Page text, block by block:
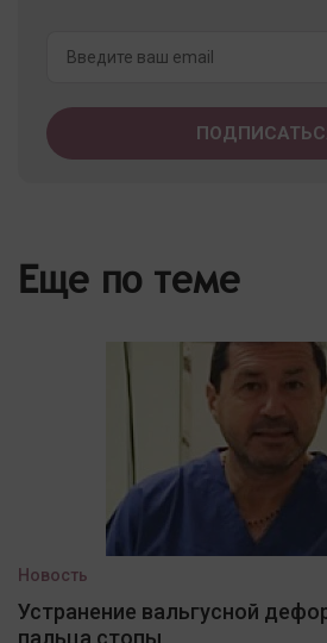
Еще по теме
Новость
Устранение вальгусной